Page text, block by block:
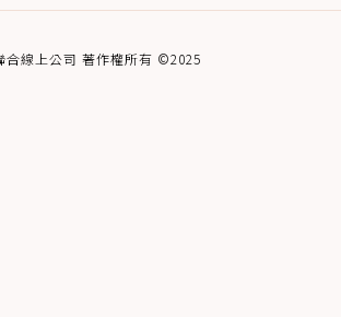
合線上公司 著作權所有 ©2025